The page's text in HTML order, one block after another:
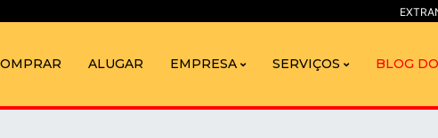
ALUGAR EMPRESA SERVIÇOS BLOG